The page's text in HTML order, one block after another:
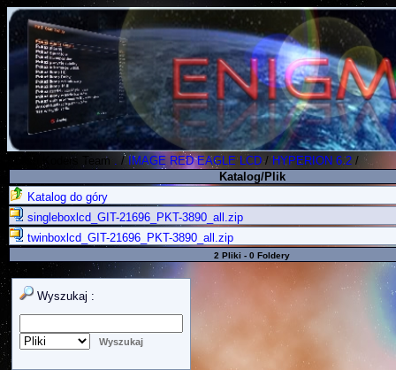
Polish Koders Team /IMAGE RED EAGLE LCD/ HYPERION 6.2 /
Katalog/Plik
Katalog do góry
singleboxlcd_GIT-21696_PKT-3890_all.zip
twinboxlcd_GIT-21696_PKT-3890_all.zip
2 Pliki - 0 Foldery
Wyszukaj :